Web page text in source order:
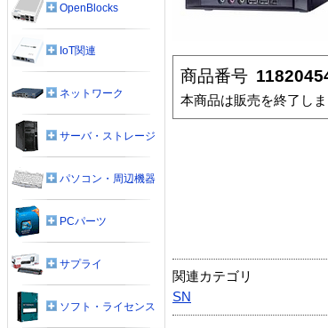
商品番号
本商品は販売を終了し
関連カテゴリ
SN
OpenBlocks
IoT関連
ネットワーク
サーバ・ストレージ
パソコン・周辺機器
PCパーツ
サプライ
ソフト・ライセンス